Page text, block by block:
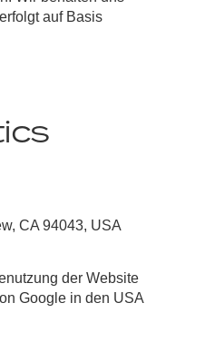
auf Basis
CA 94043, USA
der Website
Google in den USA